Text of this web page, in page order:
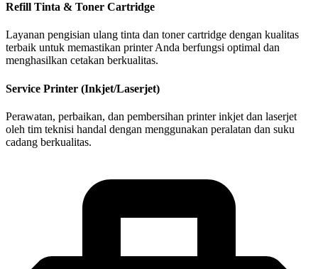
Refill Tinta & Toner Cartridge
Layanan pengisian ulang tinta dan toner cartridge dengan kualitas
terbaik untuk memastikan printer Anda berfungsi optimal dan
menghasilkan cetakan berkualitas.
Service Printer (Inkjet/Laserjet)
Perawatan, perbaikan, dan pembersihan printer inkjet dan laserjet
oleh tim teknisi handal dengan menggunakan peralatan dan suku
cadang berkualitas.